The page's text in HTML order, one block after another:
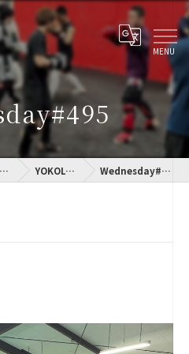
燕市で格闘技を指導するSAI-GYM YOKOLOG Wednesday#495